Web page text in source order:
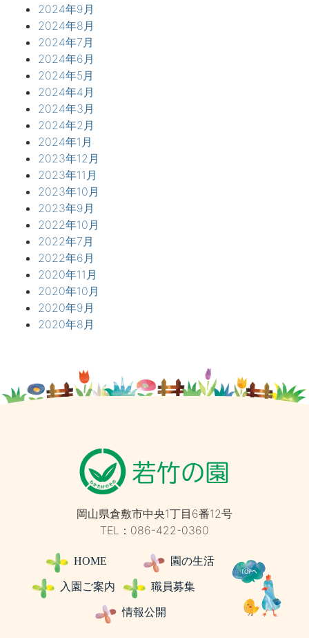
2024年9月
2024年8月
2024年7月
2024年6月
2024年5月
2024年4月
2024年3月
2024年2月
2024年1月
2023年12月
2023年11月
2023年10月
2023年9月
2022年10月
2022年7月
2022年6月
2020年11月
2020年10月
2020年9月
2020年8月
岡山県倉敷市中央1丁目6番12号
TEL：086-422-0360
HOME 園の生活
入園ご案内 職員募集
情報公開